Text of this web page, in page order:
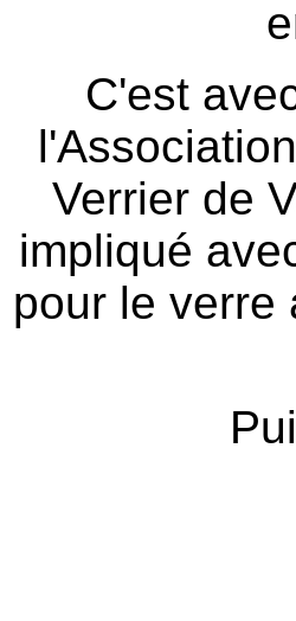
C'est
Verrier de
impliqué
pour le verre